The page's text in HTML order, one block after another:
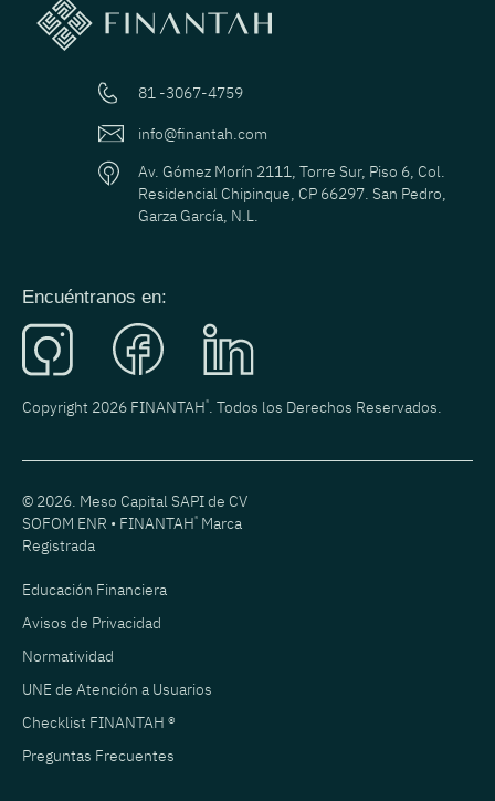
81 -3067-4759
info@finantah.com
Av. Gómez Morín 2111, Torre Sur, Piso 6, Col.
Residencial Chipinque, CP 66297. San Pedro,
Garza García, N.L.
Encuéntranos en:
Copyright 2026 FINANTAH®. Todos los Derechos Reservados.
© 2026. Meso Capital SAPI de CV
SOFOM ENR • FINANTAH® Marca
Registrada
Educación Financiera
Avisos de Privacidad
Normatividad
UNE de Atención a Usuarios
Checklist FINANTAH ®
Preguntas Frecuentes